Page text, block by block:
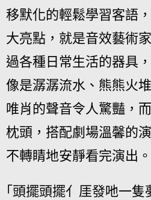
移默化的輕鬆學習客語
大亮點，就是音效藝術
過各種日常生活的器具
像是潺潺流水、熊熊火
唯肖的聲音令人驚豔，
枕頭，搭配劇場溫馨的
不轉睛地安靜看完演出。
｢頭擺頭擺亻厓發吔一隻